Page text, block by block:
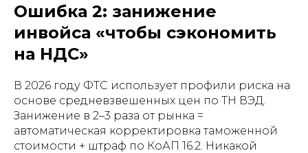
Ошибка 2: занижение
инвойса «чтобы сэкономить
на НДС»
В 2026 году ФТС использует профили риска на
основе средневзвешенных цен по ТН ВЭД.
Занижение в 2–3 раза от рынка =
автоматическая корректировка таможенной
стоимости + штраф по КоАП 16.2. Никакой